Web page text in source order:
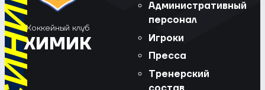
Хоккейный клуб
ХИМИК
Административный
персонал
Игроки
Пресса
Тренерский